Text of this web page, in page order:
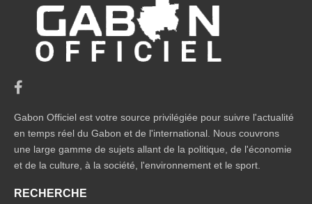
Gabon Officiel est votre source privilégiée pour suivre l'actualité
en temps réel du Gabon et de l'international. Nous couvrons
une large gamme de sujets allant de la politique, de l'économie
et de la culture, à la société, l'environnement et le sport.
RECHERCHE